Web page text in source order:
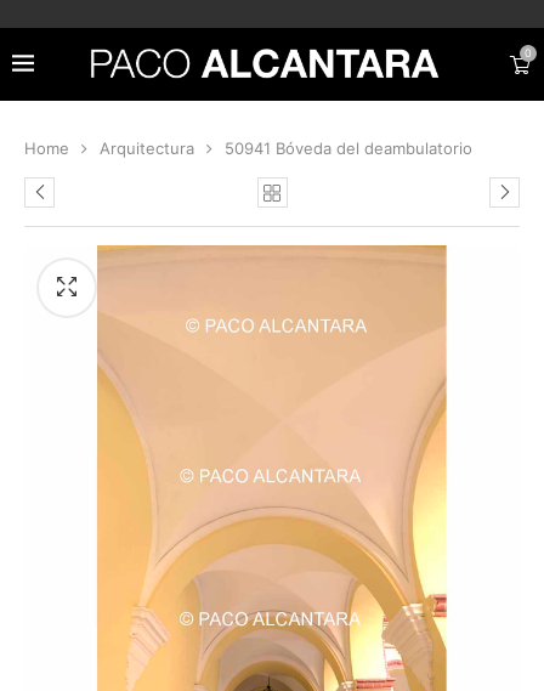
0
Home Arquitectura 50941 Bóveda del deambulatorio